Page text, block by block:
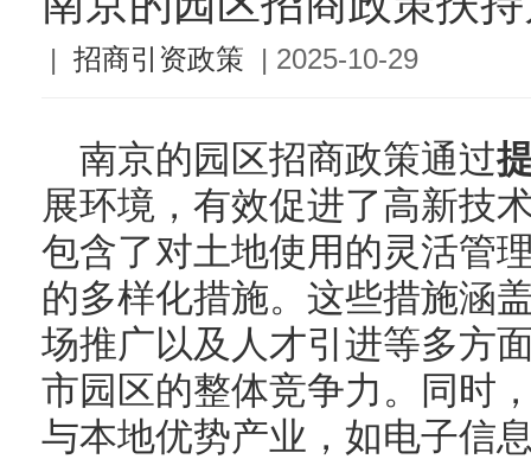
| 招商引资政策 | 2025-10-29
南京的园区招商政策通过
展环境，有效促进了高新技
包含了对土地使用的灵活管
的多样化措施。这些措施涵
场推广以及人才引进等多方
市园区的整体竞争力。同时
与本地优势产业，如电子信